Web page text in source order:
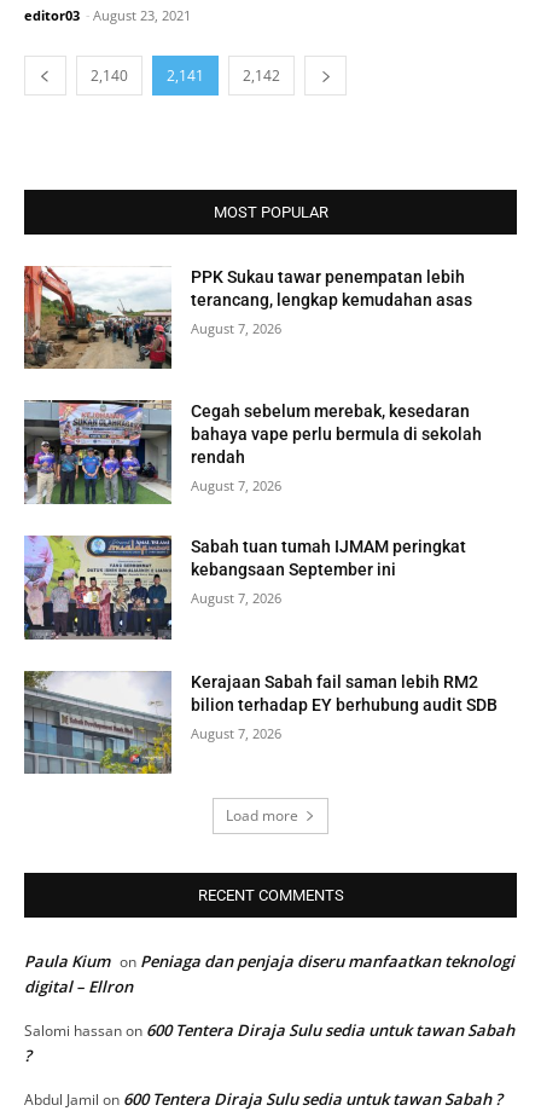
editor03 - August 23, 2021
2,140 2,141 2,142
MOST POPULAR
PPK Sukau tawar penempatan lebih
terancang, lengkap kemudahan asas
August 7, 2026
Cegah sebelum merebak, kesedaran
bahaya vape perlu bermula di sekolah
rendah
August 7, 2026
Sabah tuan tumah IJMAM peringkat
kebangsaan September ini
August 7, 2026
Kerajaan Sabah fail saman lebih RM2
bilion terhadap EY berhubung audit SDB
August 7, 2026
Load more
RECENT COMMENTS
Paula Kium on Peniaga dan penjaja diseru manfaatkan teknologi
digital – Ellron
Salomi hassanon 600 Tentera Diraja Sulu sedia untuk tawan Sabah
?
Abdul Jamil on 600 Tentera Diraja Sulu sedia untuk tawan Sabah ?